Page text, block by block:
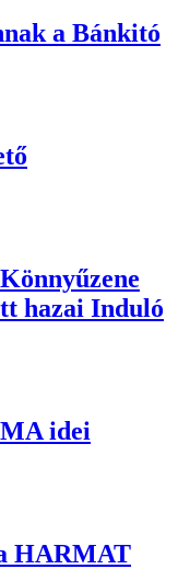
a Bánkitó
hazai Induló
idei
HARMAT